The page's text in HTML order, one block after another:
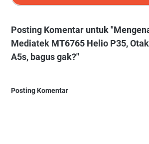
Posting Komentar untuk
Mediatek MT6765 Helio P35,
A5s, bagus gak?"
Posting Komentar